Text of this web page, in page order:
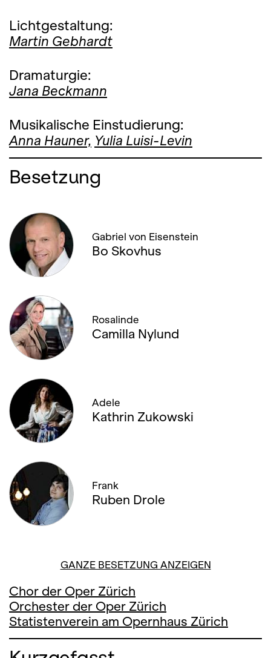
Lichtgestaltung:
Martin Gebhardt
Dramaturgie:
Jana Beckmann
Musikalische Einstudierung:
Anna Hauner, Yulia Luisi-Levin
Besetzung
Gabriel von Eisenstein
Bo Skovhus
Rosalinde
Camilla Nylund
Adele
Kathrin Zukowski
Frank
Ruben Drole
GANZE BESETZUNG ANZEIGEN
Chor der Oper Zürich
Orchester der Oper Zürich
Statistenverein am Opernhaus Zürich